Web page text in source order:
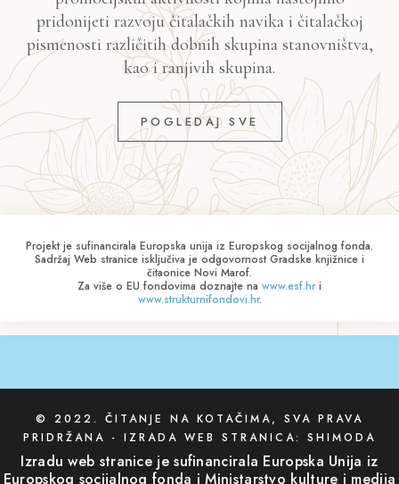
pridonijeti razvoju čitalačkih navika i čitalačkoj
pismenosti različitih dobnih skupina stanovništva,
kao i ranjivih skupina.
POGLEDAJ SVE
Projekt je sufinancirala Europska unija iz Europskog socijalnog fonda.
Sadržaj Web stranice isključiva je odgovornost Gradske knjižnice i
čitaonice Novi Marof.
Za više o EU fondovima doznajte na www.esf.hri
www.strukturnifondovi.hr.
© 2022. ČITANJE NA KOTAČIMA, SVA PRAVA
PRIDRŽANA - IZRADA WEB STRANICA: SHIMODA
Izradu web stranice je sufinancirala Europska Unija iz
Europskog socijalnog fonda i Ministarstvo kulture i medija